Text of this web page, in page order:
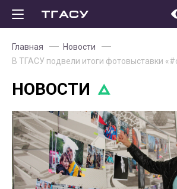
Главная
Новости
В ТГАСУ подвели итоги фотовыставки
НОВОСТИ